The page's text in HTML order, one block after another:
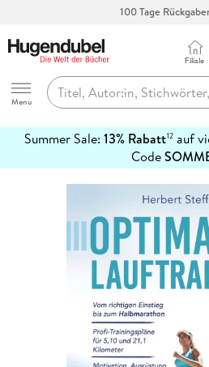
100 Tage
Hugendubel
Menu
Filiale
Summer Sale: 13% Rabatt12auf
Code
erfahren